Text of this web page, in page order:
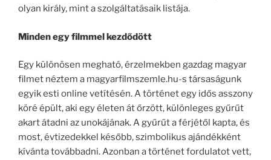
olyan király, mint a szolgáltatásaik listája.
Minden egy filmmel kezdődött
Egy különösen megható, érzelmekben gazdag magyar
filmet néztem a magyarfilmszemle.hu-s társaságunk
egyik esti online vetítésén. A történet egy idős asszony
köré épült, aki egy életen át őrzött, különleges gyűrűt
akart átadni az unokájának. A gyűrűt a férjétől kapta, és
most, évtizedekkel később, szimbolikus ajándékként
kívánta továbbadni. Azonban a történet fordulatot vett,